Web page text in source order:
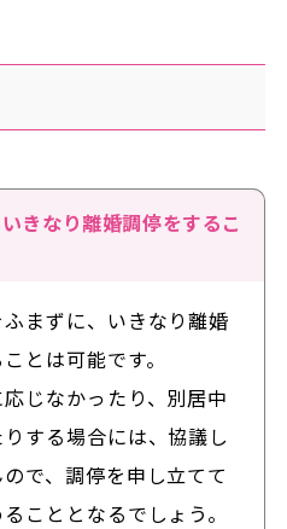
きなり離婚調停をするこ
まずに、いきなり離婚
とは可能です。
じなかったり、別居中
する場合には、協議し
で、調停を申し立てて
こととなるでしょう。